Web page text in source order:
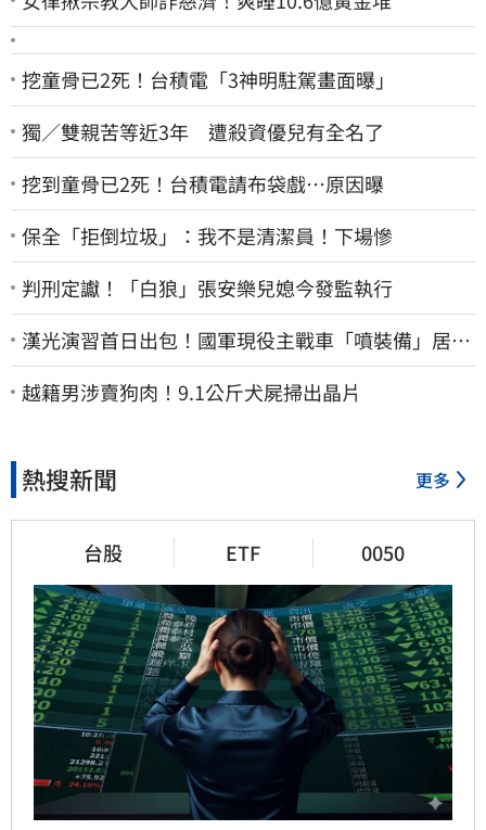
挖童骨已2死！台積電「3神明駐駕畫面曝」
獨／雙親苦等近3年 遭殺資優兒有全名了
挖到童骨已2死！台積電請布袋戲…原因曝
保全「拒倒垃圾」：我不是清潔員！下場慘
判刑定讞！「白狼」張安樂兒媳今發監執行
漢光演習首日出包！國軍現役主戰車「噴裝備」居民
撿到零件…軍方說話了
越籍男涉賣狗肉！9.1公斤犬屍掃出晶片
熱搜新聞 更多
台股 ETF 0050